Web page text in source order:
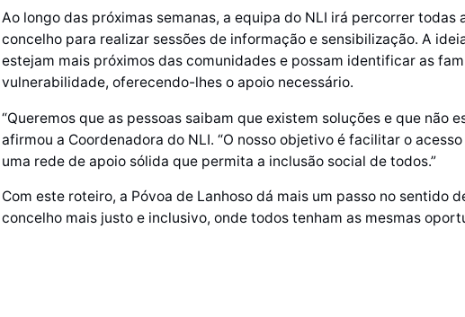
Ao longo das próximas semanas, a equipa do NLI irá percorrer todas
concelho para realizar sessões de informação e sensibilização. A
estejam mais próximos das comunidades e possam identificar as
vulnerabilidade, oferecendo-lhes o apoio necessário.
“Queremos que as pessoas saibam que existem soluções e que não
afirmou a Coordenadora do NLI. “O nosso objetivo é facilitar o
uma rede de apoio sólida que permita a inclusão social de todos.”
Com este roteiro, a Póvoa de Lanhoso dá mais um passo no sentido
concelho mais justo e inclusivo, onde todos tenham as mesmas